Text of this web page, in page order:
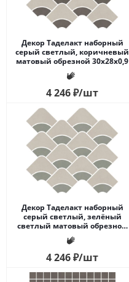
Декор Таделакт наборный
серый светлый, коричневый
матовый обрезной 30x28x0,9
4 246₽/шт
Декор Таделакт наборный
серый светлый, зелёный
светлый матовый обрезной
30x28x0,9
4 246₽/шт